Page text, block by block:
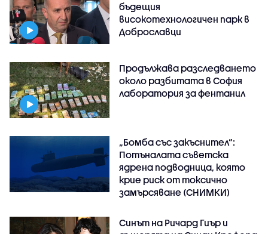
бъдещия
високотехнологичен парк в
Доброславци
Продължава разследването
около разбитата в София
лаборатория за фентанил
„Бомба със закъснител“:
Потъналата съветска
ядрена подводница, която
крие риск от токсично
замърсяване (СНИМКИ)
Синът на Ричард Гиър и